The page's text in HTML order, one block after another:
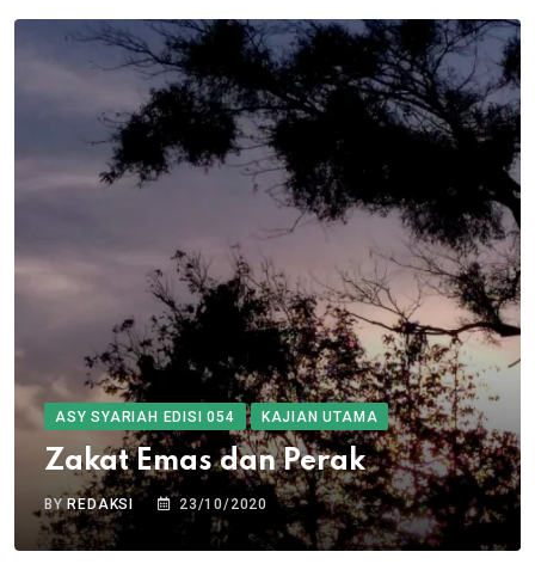
ASY SYARIAH EDISI 054 KAJIAN UTAMA
Zakat Emas dan Perak
BY REDAKSI 23/10/2020